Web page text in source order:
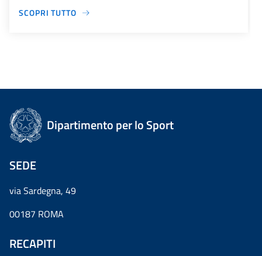
SCOPRI TUTTO
Dipartimento per lo Sport
SEDE
via Sardegna, 49
00187 ROMA
RECAPITI